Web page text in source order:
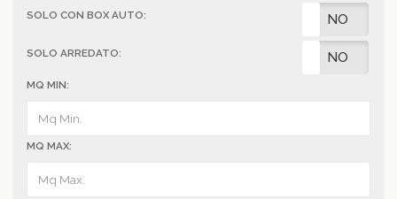
SOLO CON BOX AUTO: NO
SOLO ARREDATO: NO
MQ MIN:
MQ MAX: